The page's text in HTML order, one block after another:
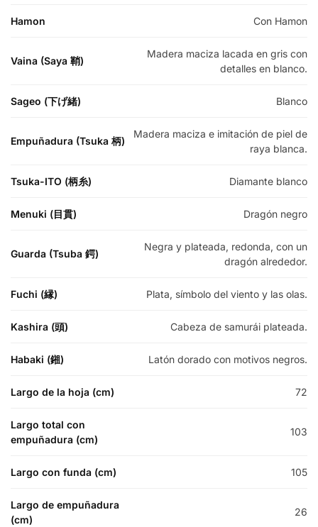
Hamon Con Hamon
Vaina (Saya 鞘)
Madera maciza lacada en gris con
detalles en blanco.
Sageo (下げ緒) Blanco
Empuñadura (Tsuka 柄)
Madera maciza e imitación de piel de
raya blanca.
Tsuka-ITO (柄糸) Diamante blanco
Menuki (目貫) Dragón negro
Guarda (Tsuba 鍔)
Negra y plateada, redonda, con un
dragón alrededor.
Fuchi (縁) Plata, símbolo del viento y las olas.
Kashira (頭) Cabeza de samurái plateada.
Habaki (鎺) Latón dorado con motivos negros.
Largo de la hoja (cm) 72
Largo total con
empuñadura (cm)
103
Largo con funda (cm) 105
Largo de empuñadura
(cm)
26